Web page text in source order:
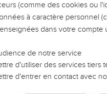
leur impact, leur foi ou leur
qu'ils ont traversés, alors
responsables reviennent sur les
avec plus de sagesse afin
ministère, une équipe, un
(comme des cookies ou
à caractère personnel
dans votre compte
de notre service
d'utiliser des services
d'entrer en contact avec